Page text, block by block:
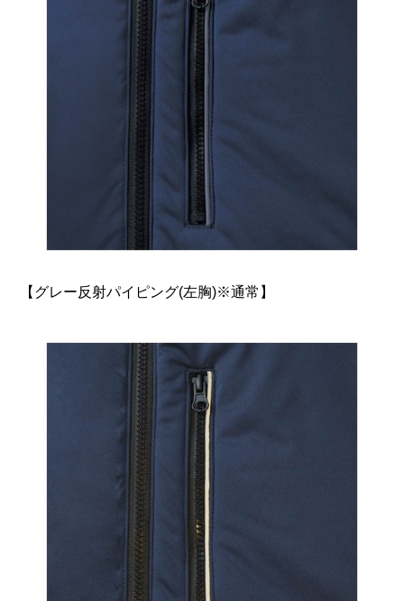
【グレー反射パイピング(左胸)※通常】